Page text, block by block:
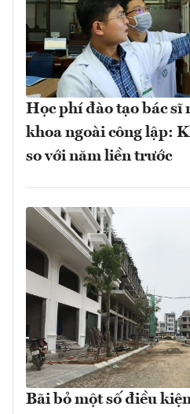
Học phí đào tạo bác sĩ
khoa ngoài công lập:
so với năm liền trước
Bãi bỏ một số điều